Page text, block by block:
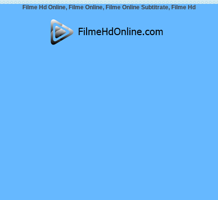
Filme Hd Online, Filme Online, Filme Online Subtitrate, Filme Hd